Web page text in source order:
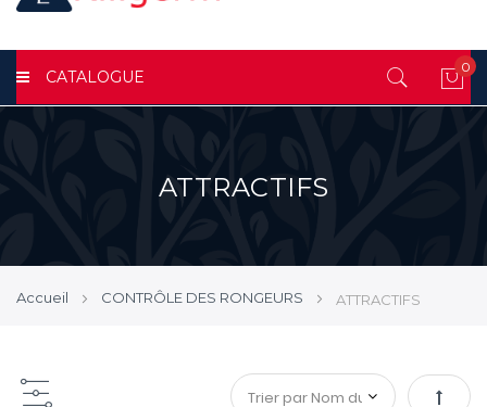
CATALOGUE
0
ATTRACTIFS
Accueil CONTRÔLE DES RONGEURS ATTRACTIFS
Par